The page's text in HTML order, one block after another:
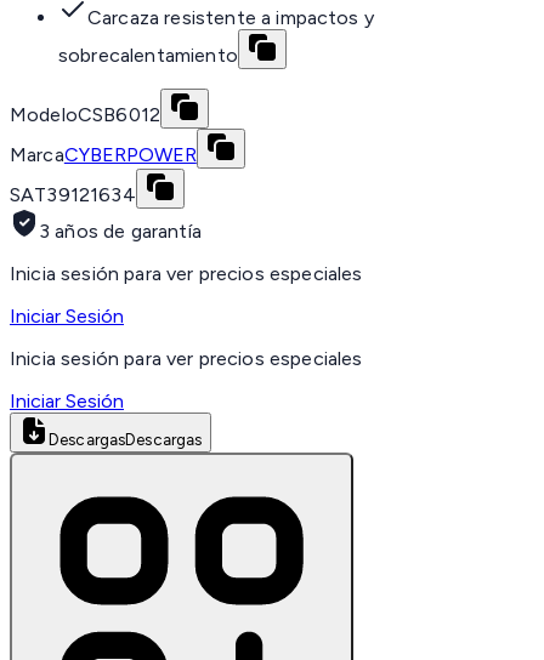
Carcaza resistente a impactos y
sobrecalentamiento
ModeloCSB6012
MarcaCYBERPOWER
SAT39121634
3 años de garantía
Inicia sesión para ver precios especiales
Iniciar Sesión
Inicia sesión para ver precios especiales
Iniciar Sesión
DescargasDescargas